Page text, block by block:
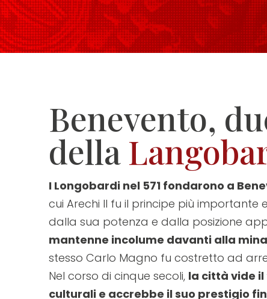
sito
web
ai
Benevento,
della
I Longobardi nel 571 fondarono a
cui Arechi II fu il principe più importante
dalla sua potenza e dalla posizione
mantenne incolume davanti alla
stesso Carlo Magno fu costretto ad
Nel corso di cinque secoli, la città vide
culturali e accrebbe il suo prestigio